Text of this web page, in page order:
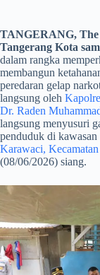
TANGERANG, The
Tangerang Kota
dalam rangka
membangun
peredaran gelap
langsung oleh
Dr. Raden
langsung menyusuri
penduduk di kawasan
Karawaci,
(08/06/2026) siang.